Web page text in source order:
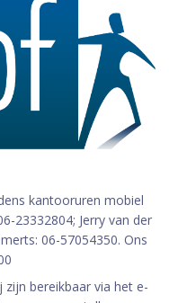
kantooruren mobiel
23332804; Jerry van der
06-57054350. Ons
bereikbaar via het e-